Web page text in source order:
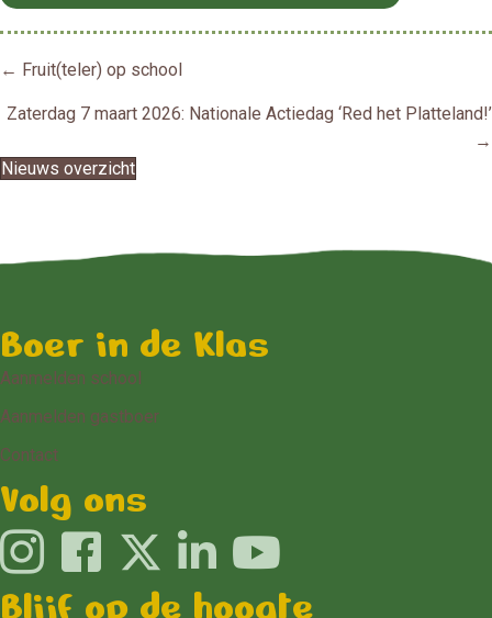
Posts
navigation
← Fruit(teler) op school
Zaterdag 7 maart 2026: Nationale Actiedag ‘Red het Platteland!’
→
Nieuws overzicht
Boer in de Klas
Aanmelden school
Aanmelden gastboer
Contact
Volg ons
Blijf op de hoogte